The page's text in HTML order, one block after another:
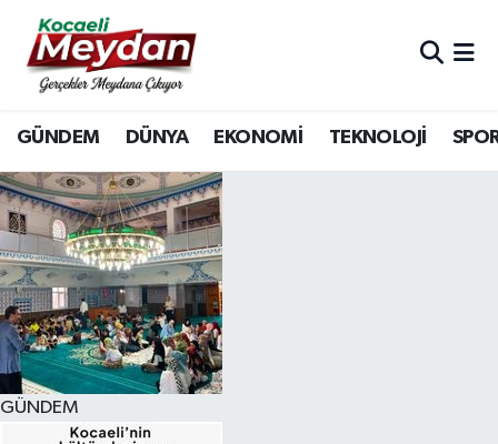
GÜNDEM DÜNYA EKONOMİ TEKNOLOJİ
GÜNDEM
Nöbetçi Eczaneler
Hava Durumu
Trafik Durumu
Süper Lig Puan Durumu ve Fikstür
Tüm Manşetler
Son Dakika Haberleri
Haber Arşivi